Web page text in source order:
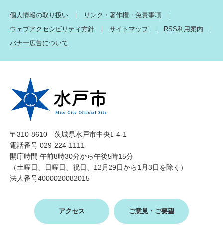
個人情報の取り扱い
リンク・著作権・免責事項
ウェブアクセシビリティ方針
サイトマップ
RSS利用案内
バナー広告について
〒310-8610 茨城県水戸市中央1-4-1
電話番号 029-224-1111
開庁時間 午前8時30分から午後5時15分
（土曜日、日曜日、祝日、12月29日から1月3日を除く）
法人番号4000020082015
アクセス ご意見・ご要望